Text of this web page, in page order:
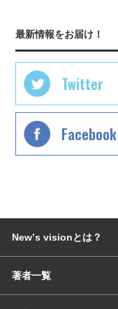
最新情報をお届け！
Twitter
Facebook
Newʼs visionとは？
著者一覧